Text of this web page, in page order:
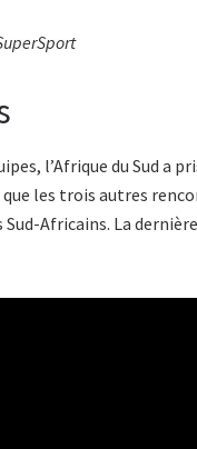
l’Afrique du Sud a
les trois autres
Africains. La